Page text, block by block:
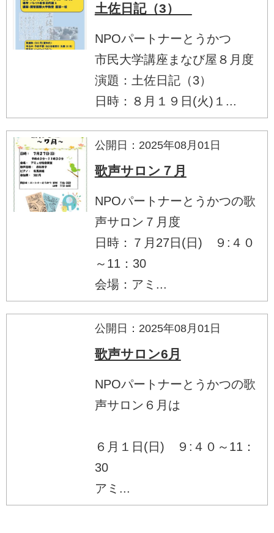
土佐日記（3）
NPOパートナーとうかつ
市民大学講座まなび屋８月度
演題：土佐日記（3）
日時：８月１９日(火)１...
公開日：2025年08月01日
歌声サロン７月
NPOパートナーとうかつの歌
声サロン７月度
日時：７月27日(日) ９:４０
～11：30
会場：アミ...
公開日：2025年08月01日
歌声サロン6月
NPOパートナーとうかつの歌
声サロン６月は
６月１日(日) ９:４０～11：
30
アミ...